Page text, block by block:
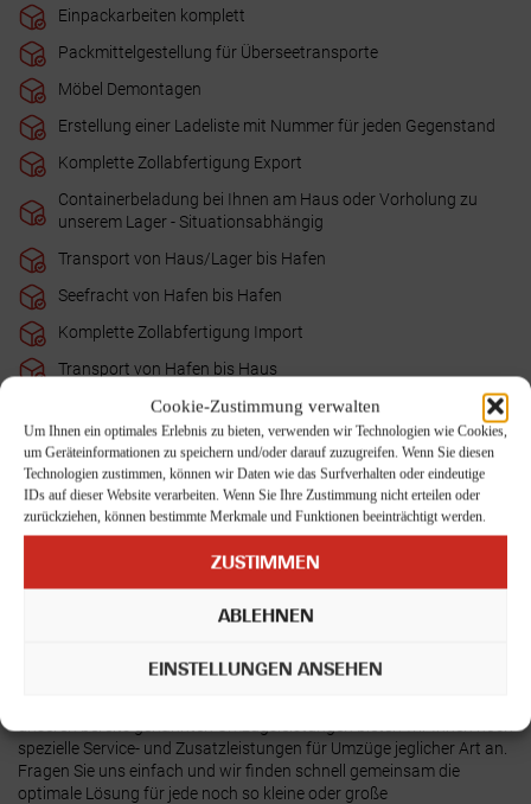
Cookie-Zustimmung verwalten
Um Ihnen ein optimales Erlebnis zu bieten, verwenden wir Technologien wie Cookies,
um Geräteinformationen zu speichern und/oder darauf zuzugreifen. Wenn Sie diesen
Technologien zustimmen, können wir Daten wie das Surfverhalten oder eindeutige
IDs auf dieser Website verarbeiten. Wenn Sie Ihre Zustimmung nicht erteilen oder
zurückziehen, können bestimmte Merkmale und Funktionen beeinträchtigt werden.
ZUSTIMMEN
ABLEHNEN
EINSTELLUNGEN ANSEHEN
Einpackarbeiten komplett
Packmittelgestellung für Überseetransporte
Möbel Demontagen
Erstellung einer Ladeliste mit Nummer für jeden Gegenstand
Komplette Zollabfertigung Export
Containerbeladung bei Ihnen am Haus oder Vorholung zu
unserem Lager - Situationsabhängig
Transport von Haus/Lager bis Hafen
Seefracht von Hafen bis Hafen
Komplette Zollabfertigung Import
Transport von Hafen bis Haus
Auspacken der Möbel
Möbelmontagen
Entsorgen der Verpackungsmittel am Tag der Entladung
Auspackarbeiten der Kartons auf Wunsch - wird gesondert
nach Aufwand abgerechnet
Terminalabfertigungsgebühren am Zielort
Rückführung des leeren Containers zum Hafen/Terminal
Sie können eines unserer Rundum-Sorglos-Pakete für ein
stressfreies Umziehen buchen oder einzelne
spezielle Service- und Zusatzleistungen für Umzüge jeglicher Art an.
Fragen Sie uns einfach und wir finden schnell gemeinsam die
optimale Lösung für jede noch so kleine oder große